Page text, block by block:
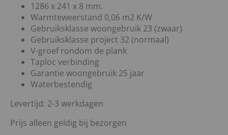
1286 x 241 x 8 mm.
Warmteweerstand 0,06 m2 K/W
Gebruiksklasse woongebruik 23 (zwaar)
Gebruiksklasse project 32 (normaal)
V-groef rondom de plank
Taploc verbinding
Garantie woongebruik 25 jaar
Waterbestendig
Levertijd: 2-3 werkdagen
Prijs alleen geldig bij bezorgen